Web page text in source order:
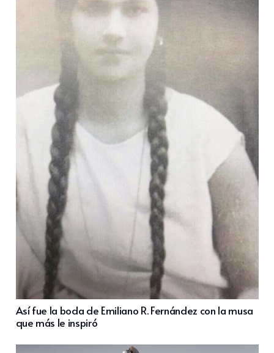
Así fue la boda de Emiliano R. Fernández con la musa
que más le inspiró